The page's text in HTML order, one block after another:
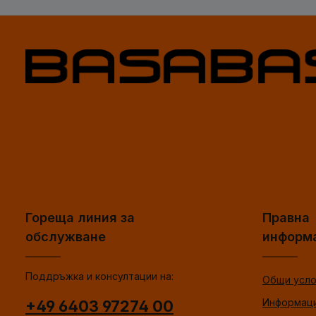
Гореща линия за
обслужване
Поддръжка и консултации на:
+49 6403 97274 00
Правна
Общи